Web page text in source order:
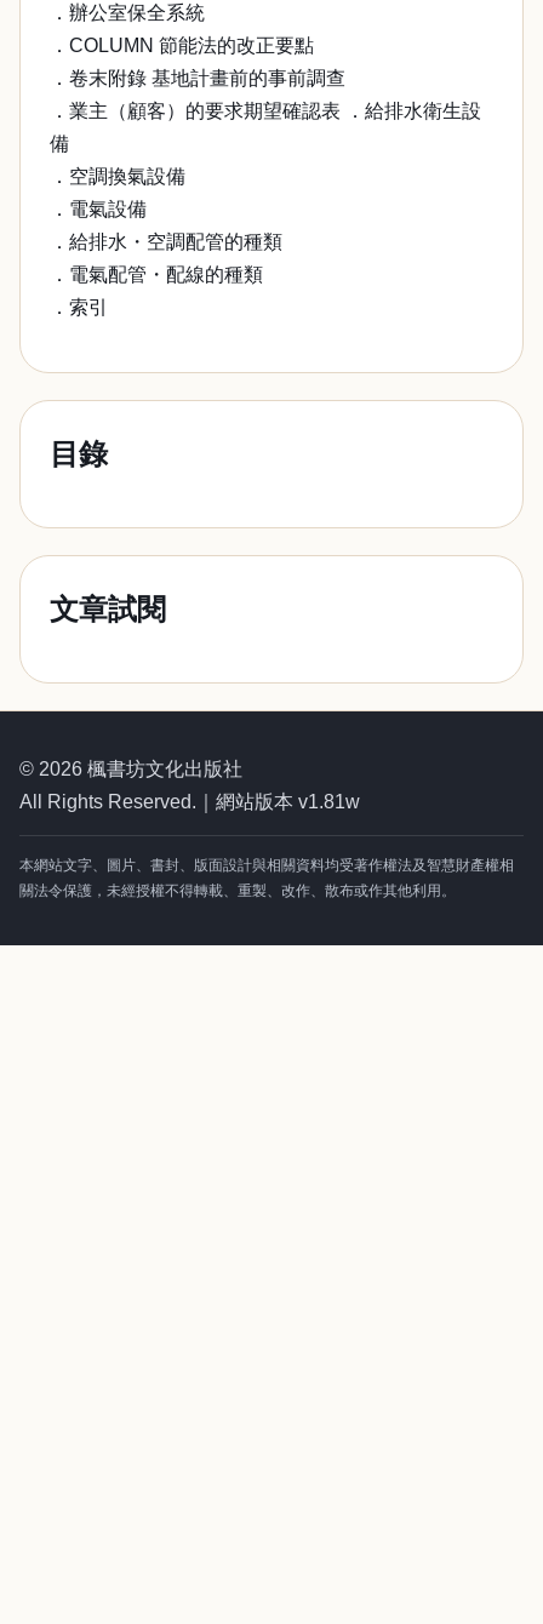
．辦公室保全系統
．COLUMN 節能法的改正要點
．卷末附錄 基地計畫前的事前調查
．業主（顧客）的要求期望確認表 ．給排水衛生設
備
．空調換氣設備
．電氣設備
．給排水・空調配管的種類
．電氣配管・配線的種類
．索引
目錄
文章試閱
© 2026 楓書坊文化出版社
All Rights Reserved.｜網站版本 v1.81w
本網站文字、圖片、書封、版面設計與相關資料均受著作權法及智慧財產權相
關法令保護，未經授權不得轉載、重製、改作、散布或作其他利用。